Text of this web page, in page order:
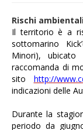
Rischi
Il territorio è a
sottomarino
Minori),
raccomanda di
sito http://
indicazioni delle
Durante la
periodo da